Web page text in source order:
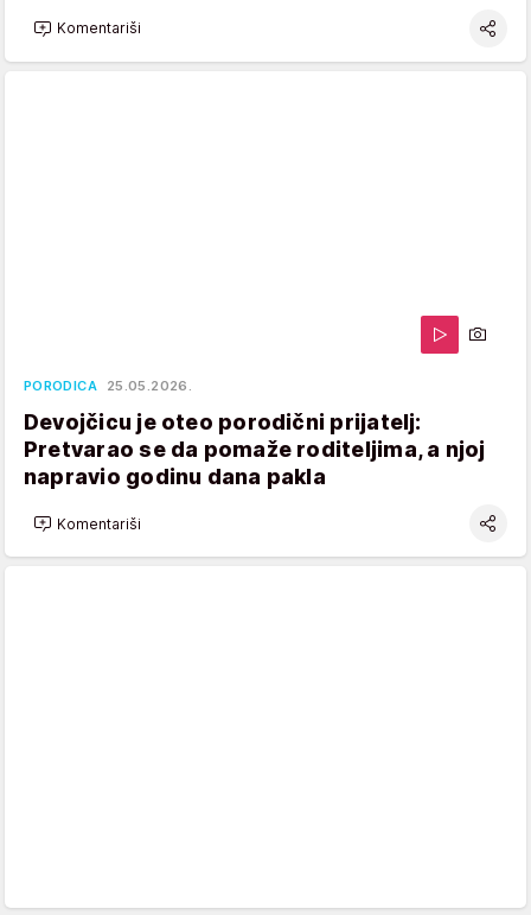
Komentariši
PORODICA 25.05.2026.
Devojčicu je oteo porodični prijatelj:
Pretvarao se da pomaže roditeljima, a njoj
napravio godinu dana pakla
Komentariši